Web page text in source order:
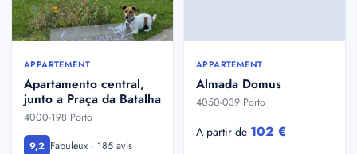
APPARTEMENT
Apartamento central,
junto a Praça da Batalha
4000-198 Porto
9,2 Fabuleux · 185 avis
APPARTEMENT
Almada Domus
4050-039 Porto
A partir de 102 €